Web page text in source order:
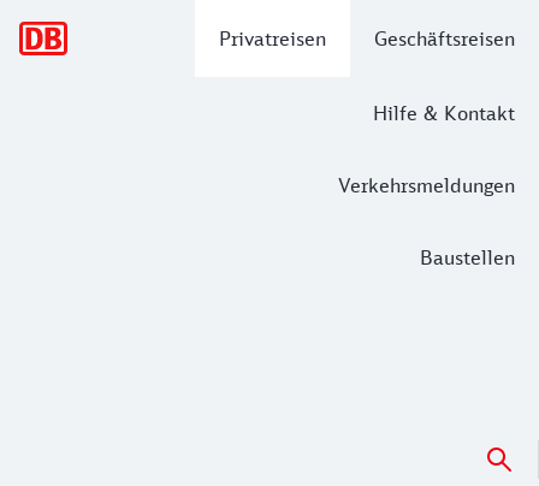
Privatreisen Geschäftsreisen
Hilfe & Kontakt
Verkehrsmeldungen
Baustellen